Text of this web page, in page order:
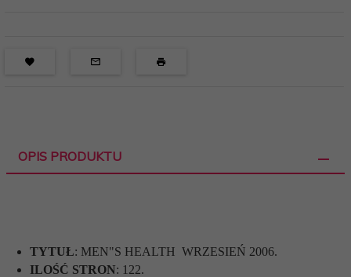
OPIS PRODUKTU
TYTUŁ: MEN"S HEALTH WRZESIEŃ 2006.
ILOŚĆ STRON: 122.